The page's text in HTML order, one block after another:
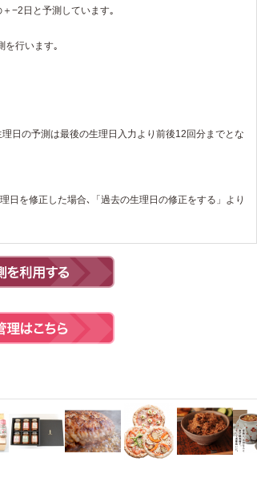
−2日と予測しています｡
を行います｡
日の予測は最後の生理日入力より前後12回分までとな
日を修正した場合､「過去の生理日の修正をする」より